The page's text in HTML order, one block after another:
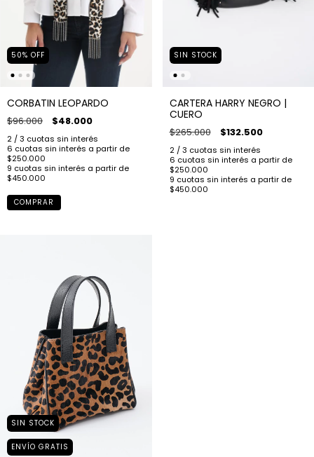
50% OFF
CORBATIN LEOPARDO
$96.000 $48.000
COMPRAR
SIN STOCK
CARTERA HARRY NEGRO |
CUERO
$265.000 $132.500
SIN STOCK
ENVÍO GRATIS